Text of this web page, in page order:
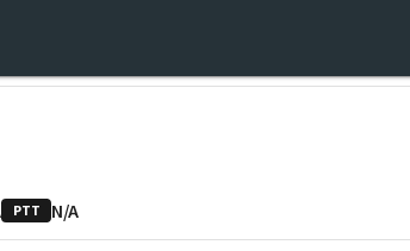
PTT N/A